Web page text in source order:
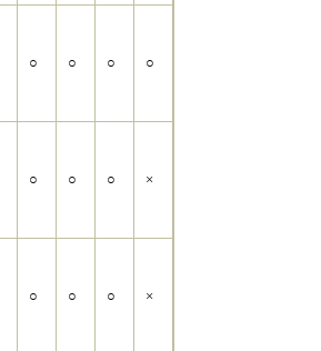
○ ○ ○ ○
○ ○ ○ ×
○ ○ ○ ×